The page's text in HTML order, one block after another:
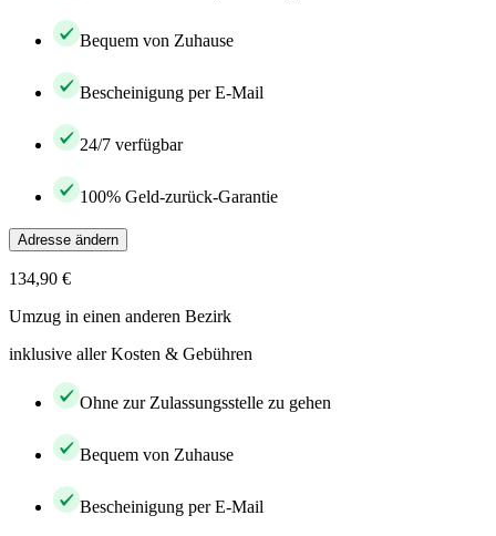
Bequem von Zuhause
Bescheinigung per E-Mail
24/7 verfügbar
100% Geld-zurück-Garantie
Adresse ändern
134,90 €
Umzug in einen anderen Bezirk
inklusive aller Kosten & Gebühren
Ohne zur Zulassungsstelle zu gehen
Bequem von Zuhause
Bescheinigung per E-Mail